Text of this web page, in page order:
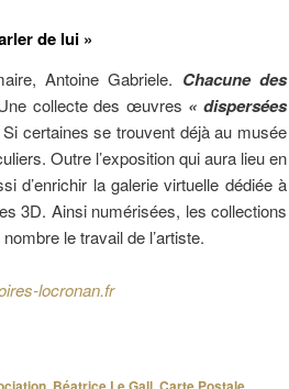
de lui »
Antoine Gabriele. Chacune des
collecte des œuvres « dispersées
certaines se trouvent déjà au musée
Outre l’exposition qui aura lieu en
d’enrichir la galerie virtuelle dédiée à
3D. Ainsi numérisées, les collections
le travail de l’artiste.
locronan.fr